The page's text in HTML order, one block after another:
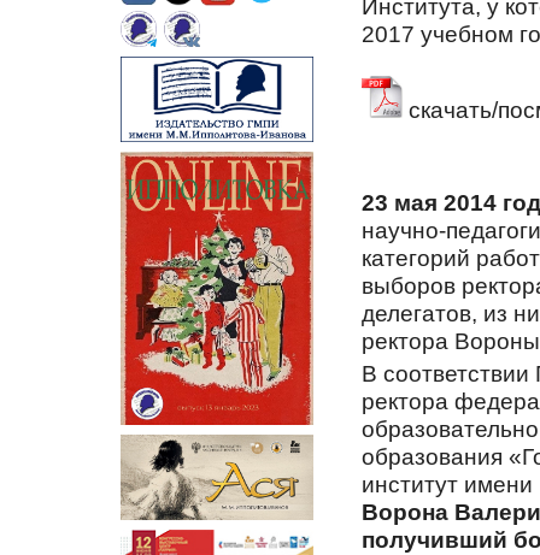
Института, у
2017 учебном
скачать/
23 мая 2014
научно-
категорий
выборов
делегатов, из
ректора
В
ректора
образования
институт
Ворона
получивший